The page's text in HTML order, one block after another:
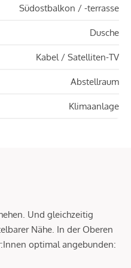
Südostbalkon / -terrasse
Dusche
Kabel / Satelliten-TV
Abstellraum
Klimaanlage
Und gleichzeitig
Nähe. In der Oberen
optimal angebunden: